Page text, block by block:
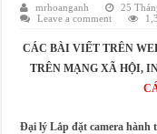
mrhoanganh 25
Leave a comment
CÁC BÀI VIẾT TRÊN
TRÊN MẠNG XÃ HỘI,
Đại lý Lắp đặt camera hành